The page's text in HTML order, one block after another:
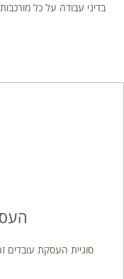
בדיני עבודה על כל
סוגיית העסקת עובדים